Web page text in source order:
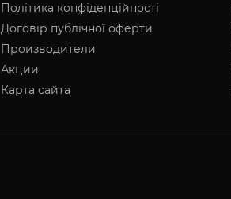
Політика конфіденційності
Договір публічної оферти
Производители
Акции
Карта сайта